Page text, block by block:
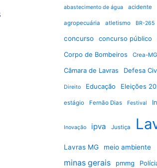
abastecimento de água acidente
agropecuária atletismo BR-265
concurso
concurso público
Corpo de Bombeiros
Crea-MG
Câmara de Lavras Defesa
Direito Educação Eleições
estágio Fernão Dias Festival
Inovação ipva Justiça
Lavras MG meio ambiente
minas gerais pmmg